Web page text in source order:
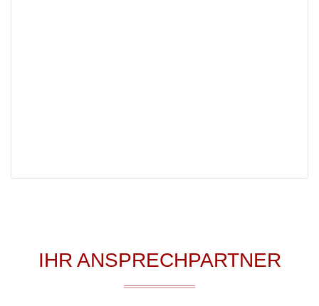
IHR ANSPRECHPARTNER